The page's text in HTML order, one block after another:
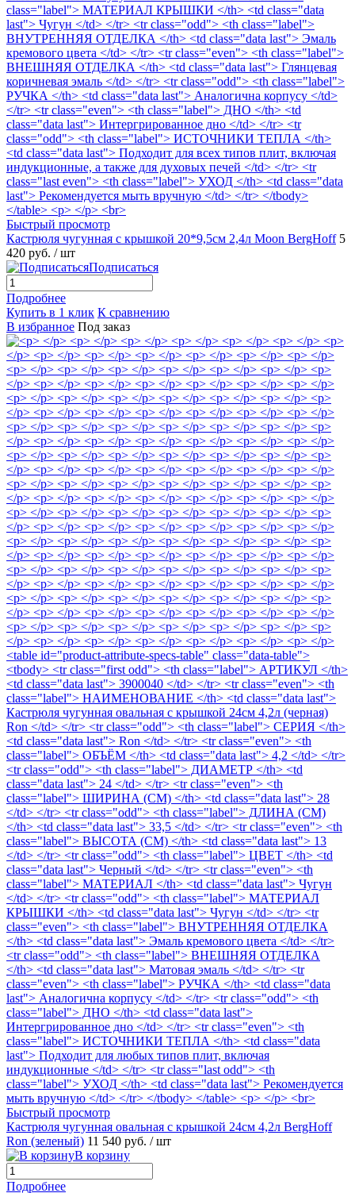
Быстрый просмотр
Кастрюля чугунная с крышкой 20*9,5см 2,4л Moon BergHoff 5
420 руб. / шт
Подписаться
Подробнее
Купить в 1 клик К сравнению
В избранное Под заказ
Быстрый просмотр
Кастрюля чугунная овальная с крышкой 24см 4,2л BergHoff
Ron (зеленый) 11 540 руб. / шт
В корзину
Подробнее